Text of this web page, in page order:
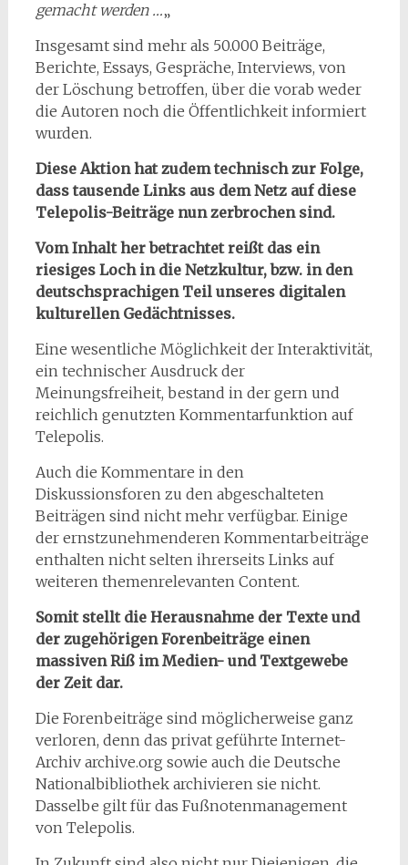
gemacht werden …„
Insgesamt sind mehr als 50.000 Beiträge,
Berichte, Essays, Gespräche, Interviews, von
der Löschung betroffen, über die vorab weder
die Autoren noch die Öffentlichkeit informiert
wurden.
Diese Aktion hat zudem technisch zur Folge,
dass tausende Links aus dem Netz auf diese
Telepolis-Beiträge nun zerbrochen sind.
Vom Inhalt her betrachtet reißt das ein
riesiges Loch in die Netzkultur, bzw. in den
deutschsprachigen Teil unseres digitalen
kulturellen Gedächtnisses.
Eine wesentliche Möglichkeit der Interaktivität,
ein technischer Ausdruck der
Meinungsfreiheit, bestand in der gern und
reichlich genutzten Kommentarfunktion auf
Telepolis.
Auch die Kommentare in den
Diskussionsforen zu den abgeschalteten
Beiträgen sind nicht mehr verfügbar. Einige
der ernstzunehmenderen Kommentarbeiträge
enthalten nicht selten ihrerseits Links auf
weiteren themenrelevanten Content.
Somit stellt die Herausnahme der Texte und
der zugehörigen Forenbeiträge einen
massiven Riß im Medien- und Textgewebe
der Zeit dar.
Die Forenbeiträge sind möglicherweise ganz
verloren, denn das privat geführte Internet-
Archiv archive.org sowie auch die Deutsche
Nationalbibliothek archivieren sie nicht.
Dasselbe gilt für das Fußnotenmanagement
von Telepolis.